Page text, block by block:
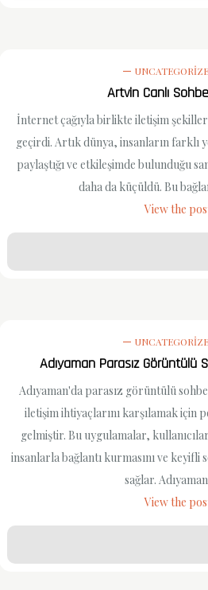
Artvin Canlı
İnternet çağıyla birlikte iletişim
geçirdi. Artık dünya, insanların
paylaştığı ve etkileşimde bulunduğu
daha da küçüldü. Bu
View the
Adıyaman Parasız Görüntülü
Adıyaman'da parasız görüntülü
iletişim ihtiyaçlarını karşılamak için
gelmiştir. Bu uygulamalar,
insanlarla bağlantı kurmasını ve
sağlar.
View the